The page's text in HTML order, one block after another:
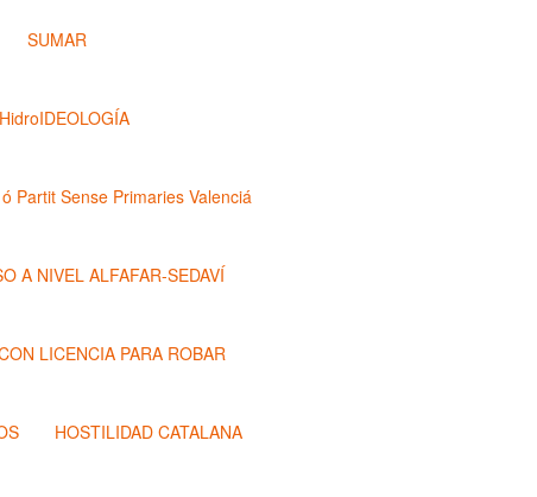
SUMAR
HidroIDEOLOGÍA
Partit Sense Primaries Valenciá
A NIVEL ALFAFAR-SEDAVÍ
LICENCIA PARA ROBAR
HOSTILIDAD CATALANA